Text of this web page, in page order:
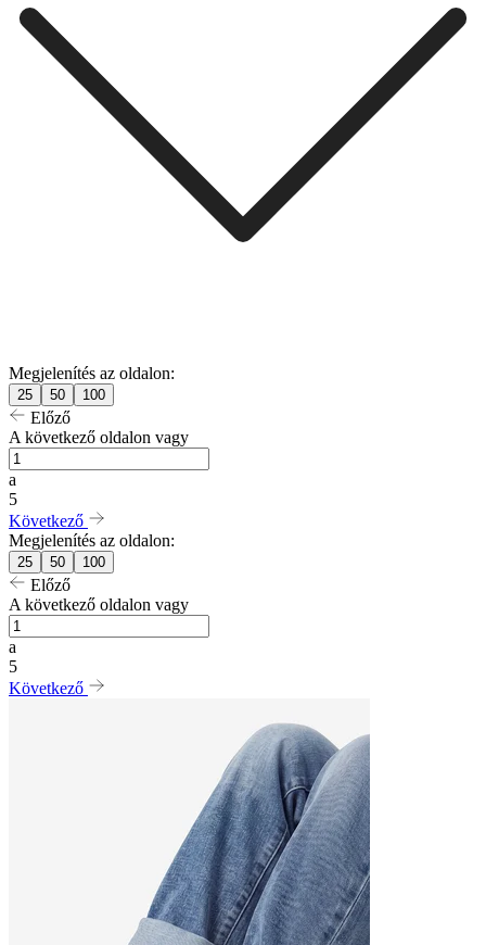
Megjelenítés az oldalon:
25 50 100
Előző
A következő oldalon vagy
a
5
Következő
Megjelenítés az oldalon:
25 50 100
Előző
A következő oldalon vagy
a
5
Következő